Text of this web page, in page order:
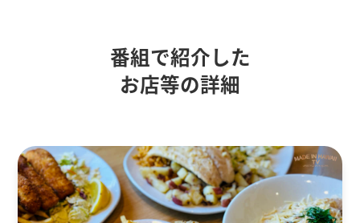
番組で紹介した
お店等の詳細